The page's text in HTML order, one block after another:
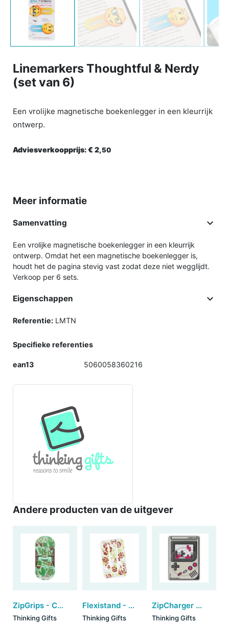
Linemarkers Thoughtful & Nerdy
(set van 6)
Een vrolijke magnetische boekenlegger in een kleurrijk
ontwerp.
Adviesverkoopprijs:€ 2,50
Meer informatie
Samenvatting 
Een vrolijke magnetische boekenlegger in een kleurrijk
ontwerp. Omdat het een magnetische boekenlegger is,
houdt het de pagina stevig vast zodat deze niet wegglijdt.
Verkoop per 6 sets.
Eigenschappen 
Referentie: LMTN
Specifieke referenties
ean13 5060058360216
Andere producten van de uitgever
ZipGrips - Cactus
Thinking Gifts
Flexistand - Roses
Thinking Gifts
ZipCharger - Video Game
Thinking Gifts